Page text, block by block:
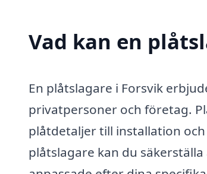
Vad kan en
En plåtslagare i Forsvik
privatpersoner och företag.
plåtdetaljer till installation
plåtslagare kan du